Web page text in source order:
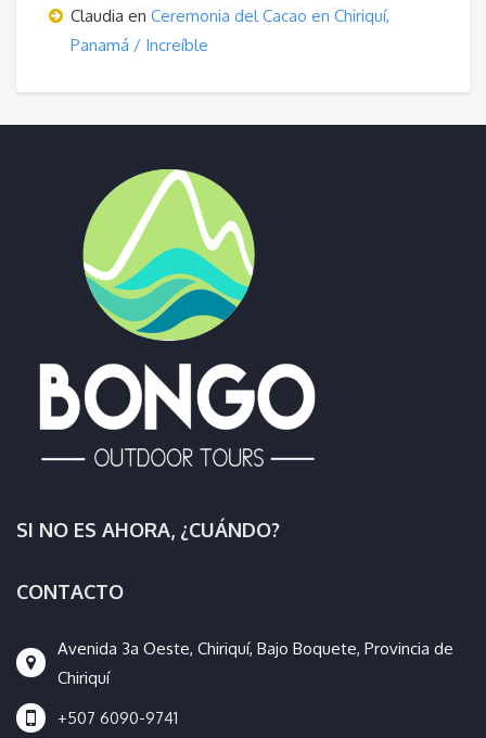
Claudia en Ceremonia del Cacao en Chiriquí,
Panamá / Increíble
SI NO ES AHORA, ¿CUÁNDO?
CONTACTO
Avenida 3a Oeste, Chiriquí, Bajo Boquete, Provincia de
Chiriquí
+507 6090-9741